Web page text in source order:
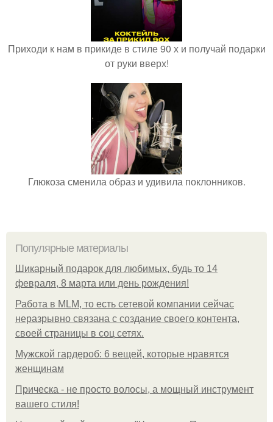
Приходи к нам в прикиде в стиле 90 х и получай подарки
от руки вверх!
Глюкоза сменила образ и удивила поклонников.
Популярные материалы
Шикарный подарок для любимых, будь то 14
февраля, 8 марта или день рождения!
Работа в MLM, то есть сетевой компании сейчас
неразрывно связана с создание своего контента,
своей страницы в соц сетях.
Мужской гардероб: 6 вещей, которые нравятся
женщинам
Прическа - не просто волосы, а мощный инструмент
вашего стиля!